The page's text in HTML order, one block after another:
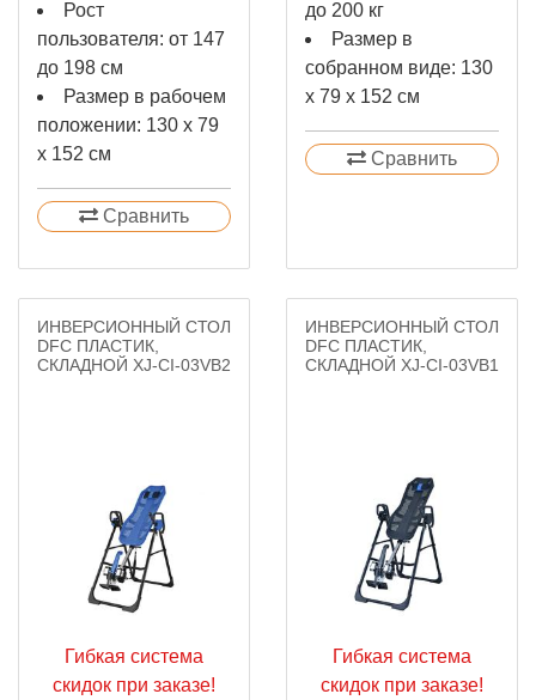
Рост
пользователя: от 147
до 198 см
Размер в рабочем
положении: 130 х 79
х 152 см
Сравнить
до 200 кг
Размер в
собранном виде: 130
х 79 х 152 см
Сравнить
ИНВЕРСИОННЫЙ СТОЛ
DFC ПЛАСТИК,
СКЛАДНОЙ XJ-CI-03VB2
Гибкая система
скидок при заказе!
ИНВЕРСИОННЫЙ СТОЛ
DFC ПЛАСТИК,
СКЛАДНОЙ XJ-CI-03VB1
Гибкая система
скидок при заказе!